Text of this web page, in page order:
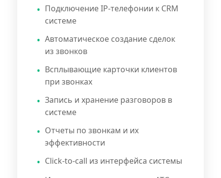
Подключение IP-телефонии к CRM
системе
Автоматическое создание сделок
из звонков
Всплывающие карточки клиентов
при звонках
Запись и хранение разговоров в
системе
Отчеты по звонкам и их
эффективности
Click-to-call из интерфейса системы